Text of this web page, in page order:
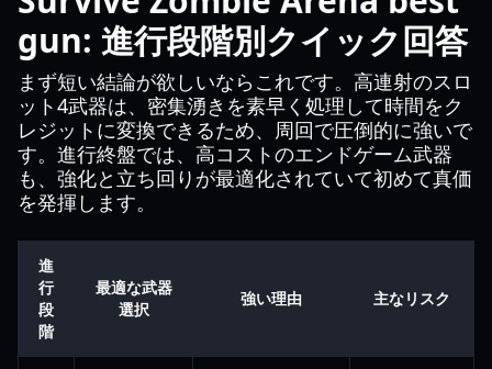
gun: 進行段階別クイック回答
まず短い結論が欲しいならこれです。高連射のスロ
ット4武器は、密集湧きを素早く処理して時間をク
レジットに変換できるため、周回で圧倒的に強いで
す。進行終盤では、高コストのエンドゲーム武器
も、強化と立ち回りが最適化されていて初めて真価
を発揮します。
進
行
段
階
最適な武器
選択
強い理由 主なリスク